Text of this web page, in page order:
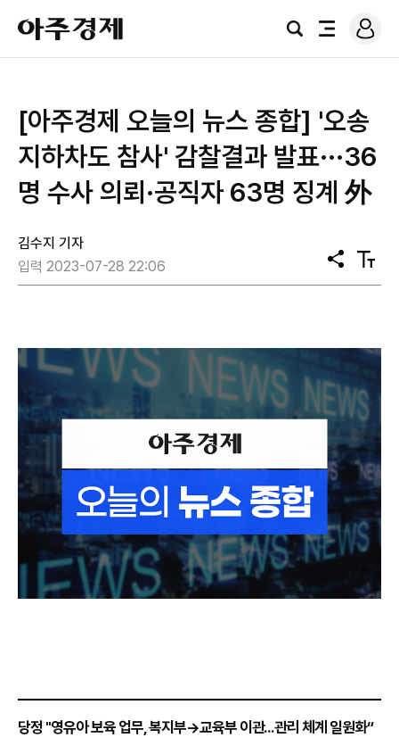
아
주
경
검
전
로
그
​​[아주경제 오늘의 뉴스 종합] '오송
지하차도 참사' 감찰결과 발표···36
명 수사 의뢰·공직자 63명 징계 外
김수지 기자
입력 2023-07-28 22:06
공
유
텍
스
당정 "영유아 보육 업무, 복지부→교육부 이관...관리 체계 일원화“